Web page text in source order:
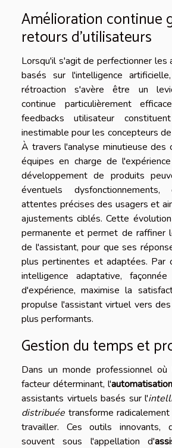
Amélioration continue
retours d'utilisateurs
Lorsqu'il s'agit de perfectionner les
basés sur l'intelligence
rétroaction s'avère être un
continue particulièrement
feedbacks utilisateur
inestimable pour les concepteurs
À travers l'analyse minutieuse des
équipes en charge de
développement de produits
éventuels dysfonctionnements,
attentes précises des usagers et
ajustements ciblés. Cette
permanente et permet de raffiner
de l'assistant, pour que ses
plus pertinentes et adaptées. Par
intelligence adaptative,
d'expérience, maximise la
propulse l'assistant virtuel vers
plus performants.
Gestion du temps et
Dans un monde professionnel
facteur déterminant, l'automatisation
assistants virtuels basés sur l'
distribuée transforme
travailler. Ces outils innovants,
souvent sous l'appellation d'